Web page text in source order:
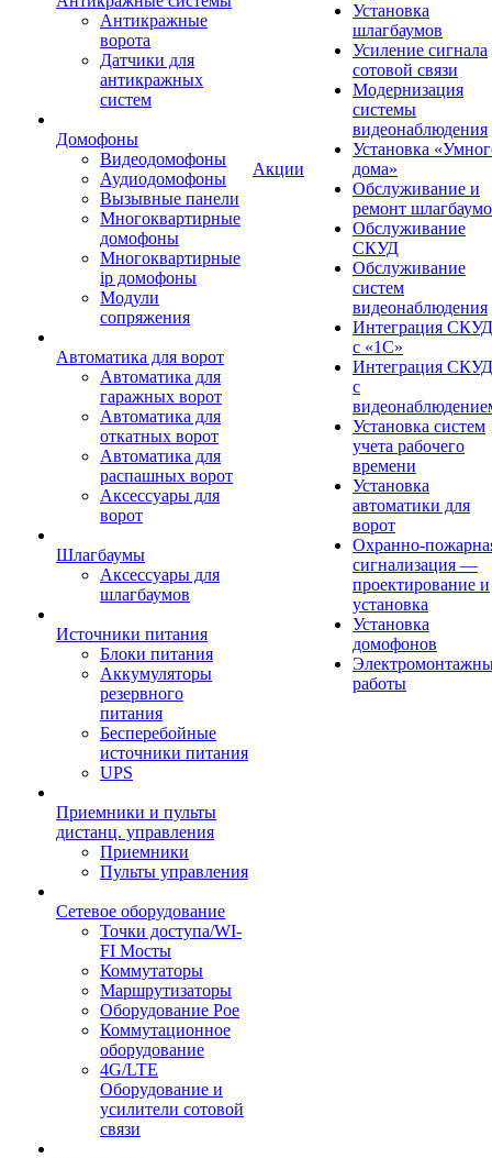
Антикражные
ворота
Датчики для
антикражных
систем
Домофоны
Видеодомофоны
Аудиодомофоны
Вызывные панели
Многоквартирные
домофоны
Многоквартирные
ip домофоны
Модули
сопряжения
Автоматика для ворот
Автоматика для
гаражных ворот
Автоматика для
откатных ворот
Автоматика для
распашных ворот
Аксессуары для
ворот
Шлагбаумы
Аксессуары для
шлагбаумов
Источники питания
Блоки питания
Аккумуляторы
резервного
питания
Бесперебойные
источники питания
UPS
Приемники и пульты
дистанц. управления
Приемники
Пульты управления
Сетевое оборудование
Точки доступа/WI-
FI Мосты
Коммутаторы
Маршрутизаторы
Оборудование Poe
Коммутационное
оборудование
4G/LTE
Оборудование и
усилители сотовой
связи
Акции
Установка
шлагбаумов
Усиление сигнала
сотовой связи
Модернизация
системы
видеонаблюдения
Установка
дома»
Обслуживание и
ремонт
Обслуживание
СКУД
Обслуживание
систем
видеонаблюдения
Интеграция СКУД
с «1С»
Интеграция СКУД
с
Установка систем
учета рабочего
времени
Установка
автоматики для
ворот
Охранно-
сигнализация —
проектирование и
установка
Установка
домофонов
работы